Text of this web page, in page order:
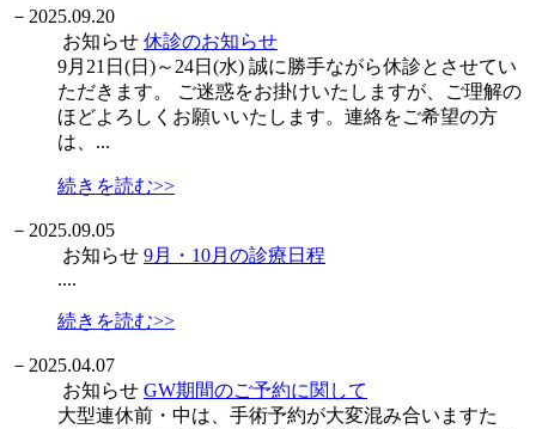
－ 2025.09.20
お知らせ 休診のお知らせ
9月21日(日)～24日(水) 誠に勝手ながら休診とさせてい
ただきます。 ご迷惑をお掛けいたしますが、ご理解の
ほどよろしくお願いいたします。連絡をご希望の方
は、...
続きを読む>>
－ 2025.09.05
お知らせ 9月・10月の診療日程
....
続きを読む>>
－ 2025.04.07
お知らせ GW期間のご予約に関して
大型連休前・中は、手術予約が大変混み合いますた